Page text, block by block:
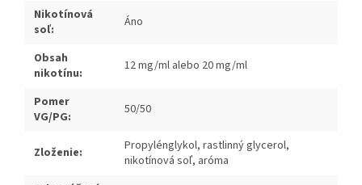
Nikotínová
soľ:
Áno
Obsah
nikotínu:
12 mg/ml alebo 20 mg/ml
Pomer
VG/PG:
50/50
Zloženie:
Propylénglykol, rastlinný glycerol,
nikotínová soľ, aróma